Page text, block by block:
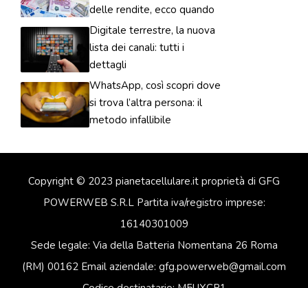
delle rendite, ecco quando
Digitale terrestre, la nuova
lista dei canali: tutti i
dettagli
WhatsApp, così scopri dove
si trova l’altra persona: il
metodo infallibile
Copyright © 2023 pianetacellulare.it proprietà di GFG
POWERWEB S.R.L Partita iva/registro imprese:
16140301009
Sede legale: Via della Batteria Nomentana 26 Roma
(RM) 00162 Email aziendale: gfg.powerweb@gmail.com